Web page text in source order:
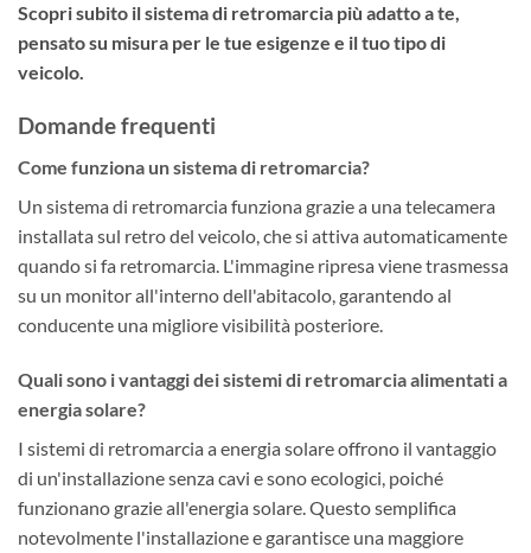
Scopri subito il sistema di retromarcia più adatto a te,
pensato su misura per le tue esigenze e il tuo tipo di
veicolo.
Domande frequenti
Come funziona un sistema di retromarcia?
Un sistema di retromarcia funziona grazie a una telecamera
installata sul retro del veicolo, che si attiva automaticamente
quando si fa retromarcia. L'immagine ripresa viene trasmessa
su un monitor all'interno dell'abitacolo, garantendo al
conducente una migliore visibilità posteriore.
Quali sono i vantaggi dei sistemi di retromarcia alimentati a
energia solare?
I sistemi di retromarcia a energia solare offrono il vantaggio
di un'installazione senza cavi e sono ecologici, poiché
funzionano grazie all'energia solare. Questo semplifica
notevolmente l'installazione e garantisce una maggiore